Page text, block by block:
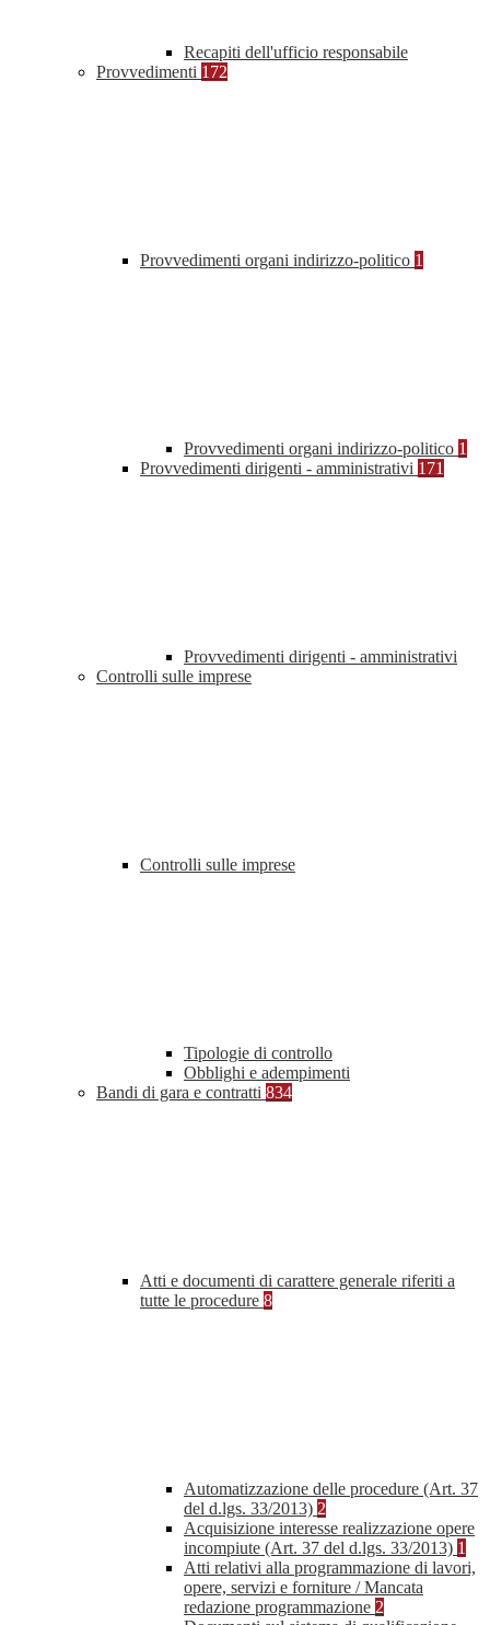
Recapiti dell'ufficio responsabile
Provvedimenti 172
Provvedimenti organi indirizzo-politico 1
Provvedimenti organi indirizzo-politico 1
Provvedimenti dirigenti - amministrativi 171
Provvedimenti dirigenti - amministrativi
Controlli sulle imprese
Controlli sulle imprese
Tipologie di controllo
Obblighi e adempimenti
Bandi di gara e contratti 834
Atti e documenti di carattere generale riferiti a
tutte le procedure 8
Automatizzazione delle procedure (Art. 37
del d.lgs. 33/2013) 2
Acquisizione interesse realizzazione opere
incompiute (Art. 37 del d.lgs. 33/2013) 1
Atti relativi alla programmazione di lavori,
opere, servizi e forniture / Mancata
redazione programmazione 2